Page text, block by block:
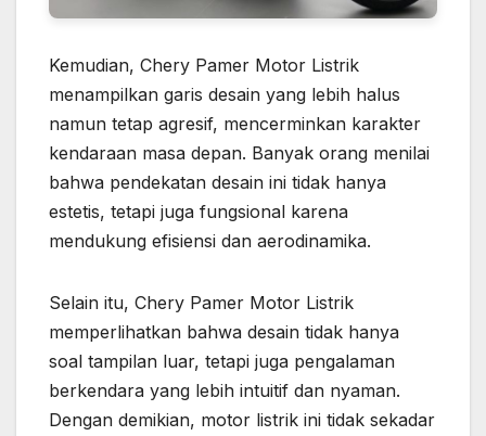
Kemudian, Chery Pamer Motor Listrik
menampilkan garis desain yang lebih halus
namun tetap agresif, mencerminkan karakter
kendaraan masa depan. Banyak orang menilai
bahwa pendekatan desain ini tidak hanya
estetis, tetapi juga fungsional karena
mendukung efisiensi dan aerodinamika.
Selain itu, Chery Pamer Motor Listrik
memperlihatkan bahwa desain tidak hanya
soal tampilan luar, tetapi juga pengalaman
berkendara yang lebih intuitif dan nyaman.
Dengan demikian, motor listrik ini tidak sekadar